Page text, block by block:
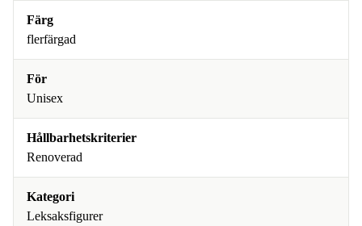
Färg
flerfärgad
För
Unisex
Hållbarhetskriterier
Renoverad
Kategori
Leksaksfigurer